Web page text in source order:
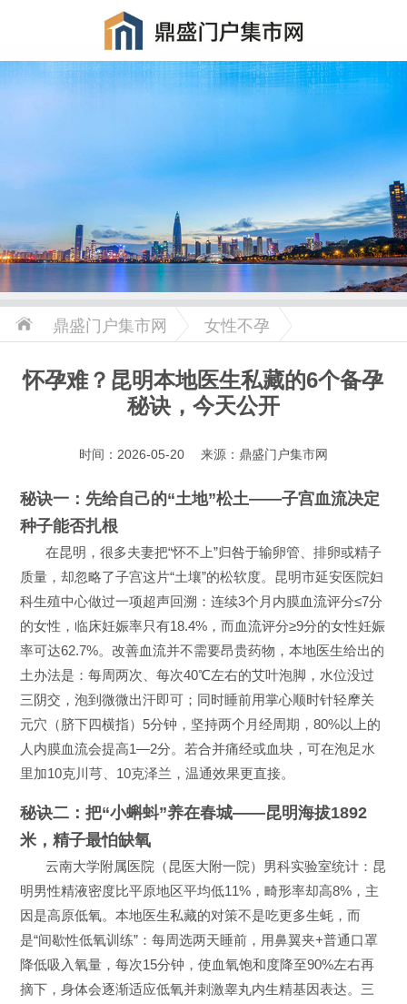
鼎盛门户集市网 女性不孕
怀孕难？昆明本地医生私藏的6个备孕
秘诀，今天公开
时间：2026-05-20 来源： 鼎盛门户集市网
秘诀一：先给自己的“土地”松土——子宫血流决定
种子能否扎根
在昆明，很多夫妻把“怀不上”归咎于输卵管、排卵或精子
质量，却忽略了子宫这片“土壤”的松软度。昆明市延安医院妇
科生殖中心做过一项超声回溯：连续3个月内膜血流评分≤7分
的女性，临床妊娠率只有18.4%，而血流评分≥9分的女性妊娠
率可达62.7%。改善血流并不需要昂贵药物，本地医生给出的
土办法是：每周两次、每次40℃左右的艾叶泡脚，水位没过
三阴交，泡到微微出汗即可；同时睡前用掌心顺时针轻摩关
元穴（脐下四横指）5分钟，坚持两个月经周期，80%以上的
人内膜血流会提高1—2分。若合并痛经或血块，可在泡足水
里加10克川芎、10克泽兰，温通效果更直接。
秘诀二：把“小蝌蚪”养在春城——昆明海拔1892
米，精子最怕缺氧
云南大学附属医院（昆医大附一院）男科实验室统计：昆
明男性精液密度比平原地区平均低11%，畸形率却高8%，主
因是高原低氧。本地医生私藏的对策不是吃更多生蚝，而
是“间歇性低氧训练”：每周选两天睡前，用鼻翼夹+普通口罩
降低吸入氧量，每次15分钟，使血氧饱和度降至90%左右再
摘下，身体会逐渐适应低氧并刺激睾丸内生精基因表达。三